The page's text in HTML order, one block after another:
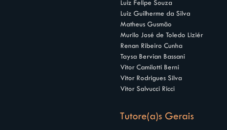
Luiz Felipe Souza
Luiz Guilherme da Silva
Matheus Gusmão
Murilo José de Toledo Liziér
Renan Ribeiro Cunha
Taysa Bervian Bassani
Vitor Camilotti Berni
Vitor Rodrigues Silva
Vitor Salvucci Ricci
Tutore(a)s Gerais